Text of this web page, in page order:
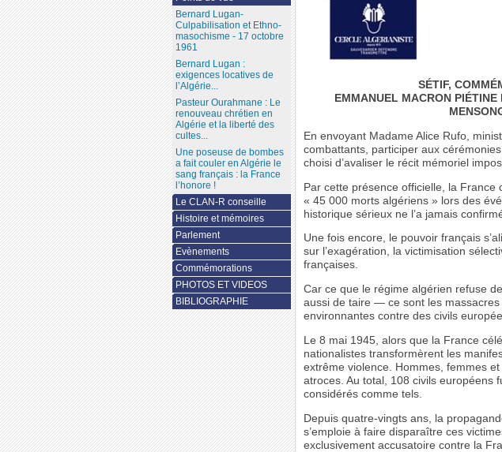
SÉTIF,
EMMANUEL MACRON
En envoyant Madame Alice Rufo,
combattants, participer aux
choisi d’avaliser le récit mémoriel
Par cette présence officielle, la
« 45 000 morts algériens » lors des
historique sérieux ne l’a jamais
Une fois encore, le pouvoir français
sur l’exagération, la victimisation
françaises.
Car ce que le régime algérien refuse
aussi de taire — ce sont les
environnantes contre des civils
Le 8 mai 1945, alors que la France
nationalistes transformèrent les
extrême violence. Hommes, femmes
atroces. Au total, 108 civils européens
considérés comme tels.
Depuis quatre-vingts ans, la
s’emploie à faire disparaître ces
exclusivement accusatoire contre la
Bernard Lugan-
Culpabilisation et Ethno-
masochisme - 17 octobre
1961
Bernard Lugan :
exigences locatives de
l’Algérie...
Pasteur Ourahmane : Le
renouveau chrétien en
Algérie et la liberté des
cultes...
Une poseuse de bombes
a fait couler en Algérie le
sang français : la France
l’honore !
Le CLAN-R conseille
Histoire et mémoires
Parlement
Evènements
Commémorations
PHOTOS ET VIDEOS
BIBLIOGRAPHIE